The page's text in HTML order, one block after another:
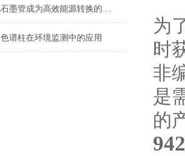
热电石墨管成为高效能源转换的未来选择
谱柱在环境监测中的应用
为
时
非
是
的